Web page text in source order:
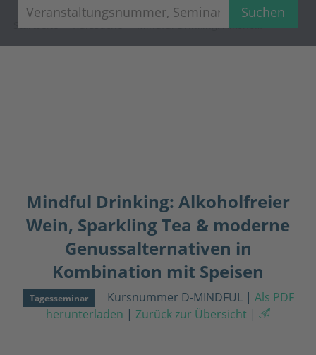
Suchen
Mindful Drinking: Alkoholfreier
Wein, Sparkling Tea & moderne
Genussalternativen in
Kombination mit Speisen
Tagesseminar Kursnummer D-MINDFUL | Als PDF
herunterladen | Zurück zur Übersicht |